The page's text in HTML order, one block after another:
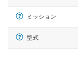
ミッション
型式